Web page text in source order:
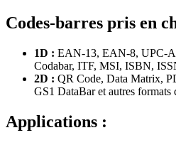
Codes-barres pris en
1D : EAN-13, EAN-8, UPC-
Codabar, ITF, MSI, ISBN,
2D : QR Code, Data Matrix,
GS1 DataBar et autres formats
Applications :